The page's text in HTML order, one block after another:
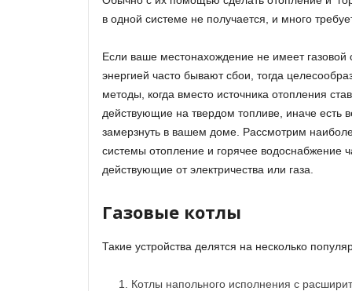
в одной системе не получается, и много
Если ваше местонахождение не имеет газовой
энергией часто бывают сбои, тогда
методы, когда вместо источника отопления
действующие на твердом топливе, иначе есть
замерзнуть в вашем доме. Рассмотрим
системы отопление и горячее водоснабжение
действующие от электричества или газа.
Газовые котлы
Такие устройства делятся на несколько
Котлы напольного исполнения с